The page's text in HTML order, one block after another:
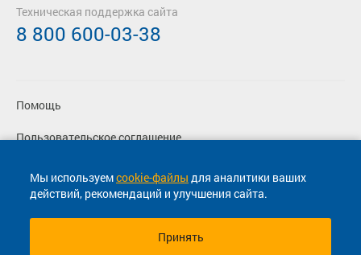
Мы используемcookie-файлы для аналитики ваших
действий, рекомендаций и улучшения сайта.
Принять
Помощь
Пользовательское соглашение
Политика конфиденциальности
Согласие на маркетинговые сообщения
Техническая поддержка сайта
8 800 600-03-38
© 2013-2026, ООО "Капитал"- Онлайн сервис продажи